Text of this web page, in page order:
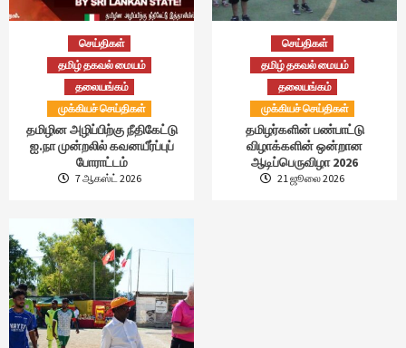
செய்திகள்
தமிழ் தகவல் மையம்
தலையங்கம்
முக்கியச் செய்திகள்
தமிழின அழிப்பிற்கு நீதிகேட்டு
ஐ.நா முன்றலில் கவனயீர்ப்புப்
போராட்டம்
7 ஆகஸ்ட் 2026
செய்திகள்
தமிழ் தகவல் மையம்
தலையங்கம்
முக்கியச் செய்திகள்
தமிழர்களின் பண்பாட்டு
விழாக்களின் ஒன்றான
ஆடிப்பெருவிழா 2026
21 ஜூலை 2026